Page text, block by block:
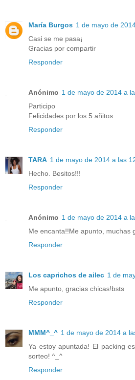
María Burgos 1 de mayo de
Casi se me pasa¡
Gracias por compartir
Responder
Anónimo 1 de mayo de 2014 a
Participo
Felicidades por los 5 añitos
Responder
TARA 1 de mayo de 2014 a las
Hecho. Besitos!!!
Responder
Anónimo 1 de mayo de 2014 a
Me encanta!!Me apunto, muchas
Responder
Los caprichos de ailec 1 de
Me apunto, gracias chicas!bsts
Responder
MMM^_^ 1 de mayo de 2014 a
Ya estoy apuntada! El packing
sorteo! ^_^
Responder